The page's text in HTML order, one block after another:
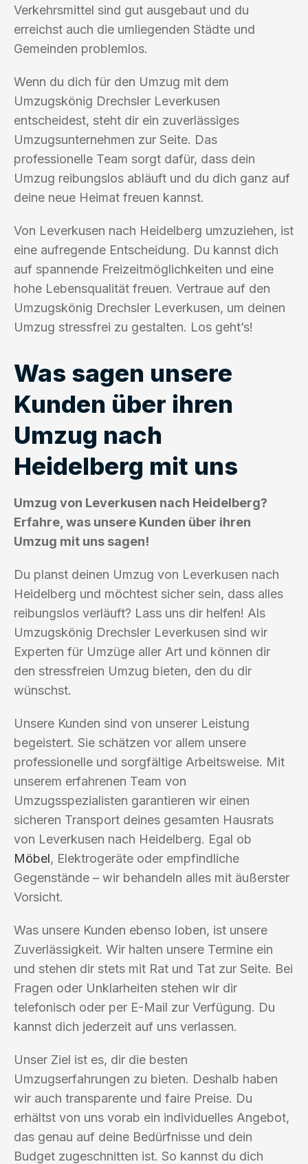
Verkehrsmittel sind gut ausgebaut und du
erreichst auch die umliegenden Städte und
Gemeinden problemlos.
Wenn du dich für den Umzug mit dem
Umzugskönig Drechsler Leverkusen
entscheidest, steht dir ein zuverlässiges
Umzugsunternehmen zur Seite. Das
professionelle Team sorgt dafür, dass dein
Umzug reibungslos abläuft und du dich ganz auf
deine neue Heimat freuen kannst.
Von Leverkusen nach Heidelberg umzuziehen, ist
eine aufregende Entscheidung. Du kannst dich
auf spannende Freizeitmöglichkeiten und eine
hohe Lebensqualität freuen. Vertraue auf den
Umzugskönig Drechsler Leverkusen, um deinen
Umzug stressfrei zu gestalten. Los geht’s!
Was sagen unsere
Kunden über ihren
Umzug nach
Heidelberg mit uns
Umzug von Leverkusen nach Heidelberg?
Erfahre, was unsere Kunden über ihren
Umzug mit uns sagen!
Du planst deinen Umzug von Leverkusen nach
Heidelberg und möchtest sicher sein, dass alles
reibungslos verläuft? Lass uns dir helfen! Als
Umzugskönig Drechsler Leverkusen sind wir
Experten für Umzüge aller Art und können dir
den stressfreien Umzug bieten, den du dir
wünschst.
Unsere Kunden sind von unserer Leistung
begeistert. Sie schätzen vor allem unsere
professionelle und sorgfältige Arbeitsweise. Mit
unserem erfahrenen Team von
Umzugsspezialisten garantieren wir einen
sicheren Transport deines gesamten Hausrats
von Leverkusen nach Heidelberg. Egal ob
Möbel, Elektrogeräte oder empfindliche
Gegenstände – wir behandeln alles mit äußerster
Vorsicht.
Was unsere Kunden ebenso loben, ist unsere
Zuverlässigkeit. Wir halten unsere Termine ein
und stehen dir stets mit Rat und Tat zur Seite. Bei
Fragen oder Unklarheiten stehen wir dir
telefonisch oder per E-Mail zur Verfügung. Du
kannst dich jederzeit auf uns verlassen.
Unser Ziel ist es, dir die besten
Umzugserfahrungen zu bieten. Deshalb haben
wir auch transparente und faire Preise. Du
erhältst von uns vorab ein individuelles Angebot,
das genau auf deine Bedürfnisse und dein
Budget zugeschnitten ist. So kannst du dich